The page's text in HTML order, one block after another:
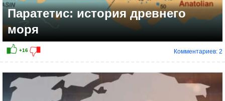
Паратетис: история древнего
моря
Комментариев: 2